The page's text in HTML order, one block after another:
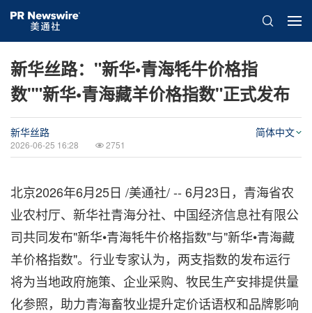
新华丝路："新华•青海牦牛价格指
数""新华•青海藏羊价格指数"正式发布
新华丝路
2026-06-25 16:28 2751
简体中文
北京2026年6月25日 /美通社/ -- 6月23日，青海省农
业农村厅、新华社青海分社、中国经济信息社有限公
司共同发布"新华•青海牦牛价格指数"与"新华•青海藏
羊价格指数"。行业专家认为，两支指数的发布运行
将为当地政府施策、企业采购、牧民生产安排提供量
化参照，助力青海畜牧业提升定价话语权和品牌影响